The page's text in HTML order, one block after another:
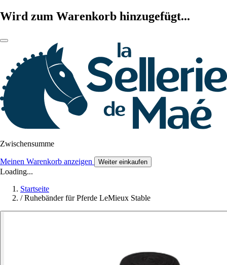
Wird zum Warenkorb hinzugefügt...
Zwischensumme
Meinen Warenkorb anzeigen Weiter einkaufen
Loading...
Startseite
/ Ruhebänder für Pferde LeMieux Stable